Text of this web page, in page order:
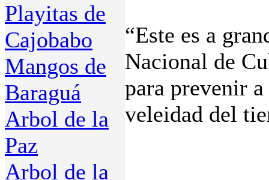
Playitas de
Cajobabo
Mangos de
Baraguá
Arbol de la
Paz
Arbol de la
“Este es a
Nacional de
para prevenir
veleidad del